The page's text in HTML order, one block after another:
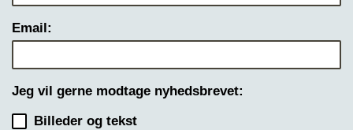
Email:
Jeg vil gerne modtage nyhedsbrevet:
Billeder og tekst